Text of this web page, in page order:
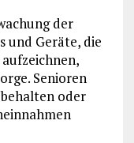
der
und Geräte, die
Senioren
oder